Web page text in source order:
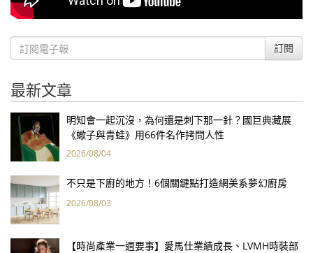
訂閱
最新文章
明知會一起沉沒，為何還是刺下那一針？國巨典藏展
《蠍子與青蛙》用66件名作拷問人性
2026/08/04
不只是下廚的地方！6個關鍵點打造網美系夢幻廚房
2026/08/03
【時尚產業一週要事】愛馬仕業績成長、LVMH時裝部